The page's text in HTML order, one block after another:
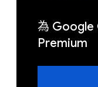
為 Google
Premium